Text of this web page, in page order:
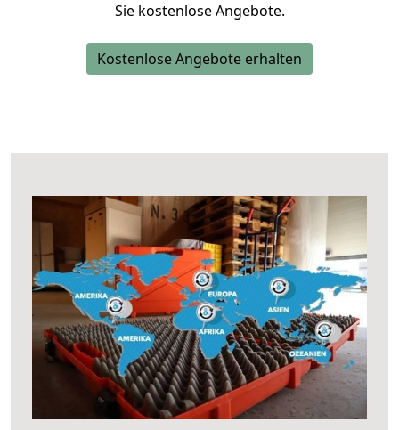
Sie kostenlose Angebote.
Kostenlose Angebote erhalten